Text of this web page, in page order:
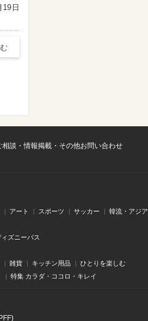
日
談・情報掲載・その他お問い合わせ
アート スポーツ サッカー 韓流・アジア
ィズニーパス
雑貨 キッチン用品 ひとりを楽しむ
特集 カラダ・ココロ・キレイ